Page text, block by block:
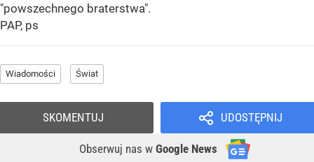
"powszechnego braterstwa".
PAP, ps
Wiadomości Świat
UDOSTĘPNIJ
Obserwuj nas w Google News
SKOMENTUJ